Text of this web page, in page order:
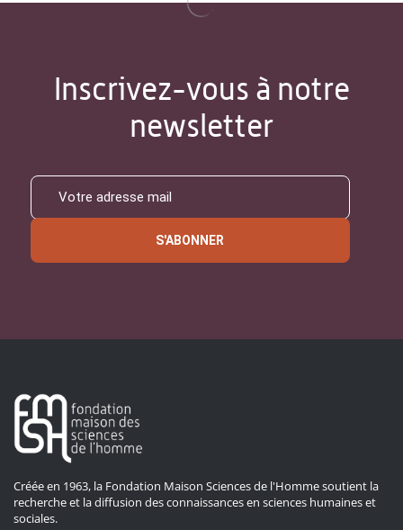
Inscrivez-vous à notre
newsletter
S'ABONNER
Créée en 1963, la Fondation Maison Sciences de l'Homme soutient la
recherche et la diffusion des connaissances en sciences humaines et
sociales.